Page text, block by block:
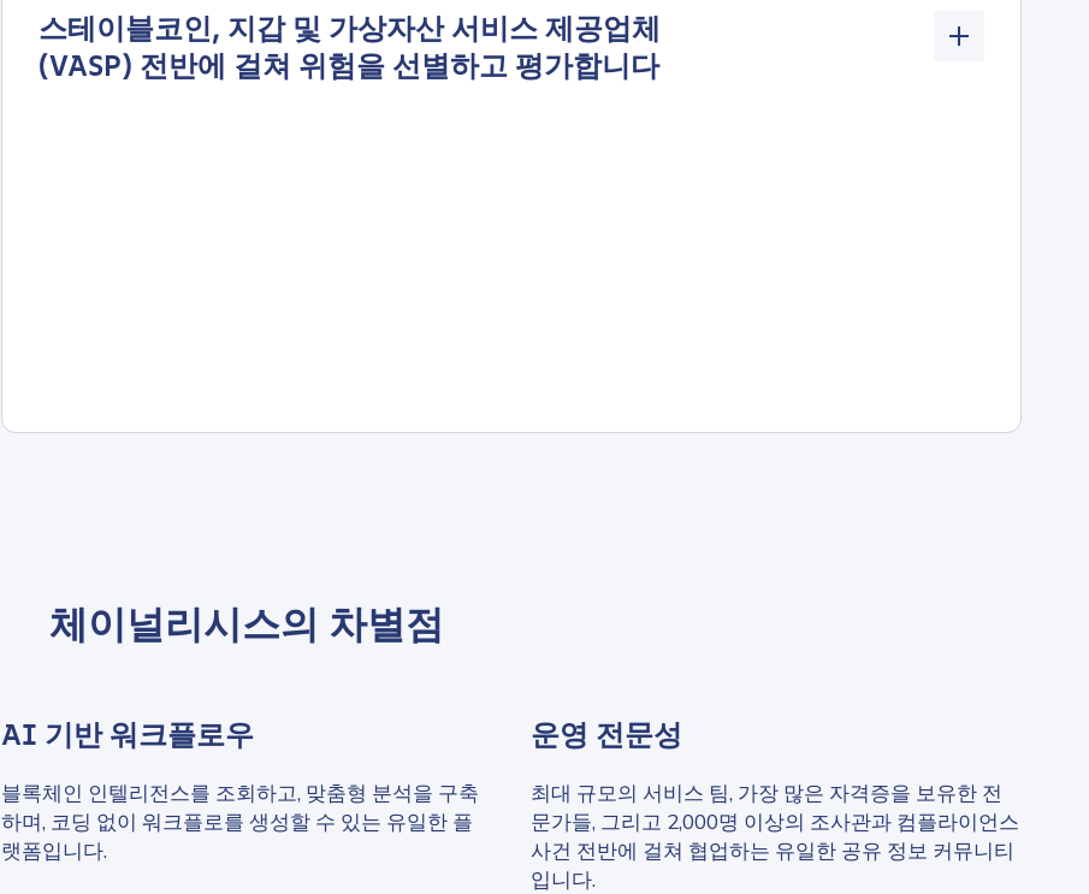
스테이블코인, 지갑 및 가상자산 서비스 제공업체
(VASP) 전반에 걸쳐 위험을 선별하고 평가합니다
체이널리시스의 차별점
AI 기반 워크플로우
블록체인 인텔리전스를 조회하고, 맞춤형 분석을 구축
하며, 코딩 없이 워크플로를 생성할 수 있는 유일한 플
랫폼입니다.
운영 전문성
최대 규모의 서비스 팀, 가장 많은 자격증을 보유한 전
문가들, 그리고 2,000명 이상의 조사관과 컴플라이언스
사건 전반에 걸쳐 협업하는 유일한 공유 정보 커뮤니티
입니다.